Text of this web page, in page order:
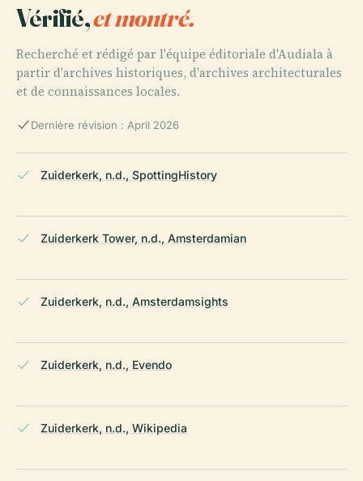
Vérifié,et montré.
Recherché et rédigé par l'équipe éditoriale d'Audiala à
partir d'archives historiques, d'archives architecturales
et de connaissances locales.
Dernière révision : April 2026
Zuiderkerk, n.d., SpottingHistory
Zuiderkerk Tower, n.d., Amsterdamian
Zuiderkerk, n.d., Amsterdamsights
Zuiderkerk, n.d., Evendo
Zuiderkerk, n.d., Wikipedia